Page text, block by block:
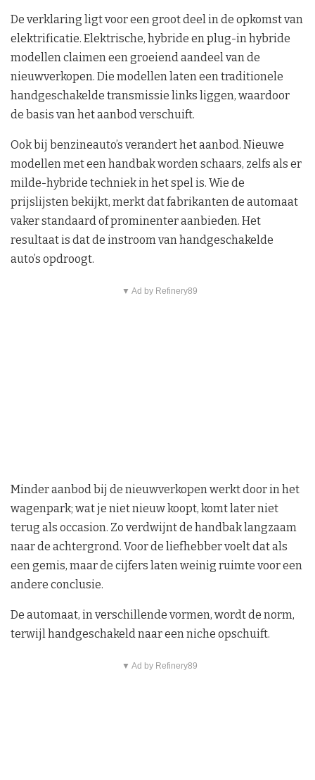
De verklaring ligt voor een groot deel in de opkomst van
elektrificatie. Elektrische, hybride en plug-in hybride
modellen claimen een groeiend aandeel van de
nieuwverkopen. Die modellen laten een traditionele
handgeschakelde transmissie links liggen, waardoor
de basis van het aanbod verschuift.
Ook bij benzineauto’s verandert het aanbod. Nieuwe
modellen met een handbak worden schaars, zelfs als er
milde-hybride techniek in het spel is. Wie de
prijslijsten bekijkt, merkt dat fabrikanten de automaat
vaker standaard of prominenter aanbieden. Het
resultaat is dat de instroom van handgeschakelde
auto’s opdroogt.
▼ Ad by Refinery89
Minder aanbod bij de nieuwverkopen werkt door in het
wagenpark; wat je niet nieuw koopt, komt later niet
terug als occasion. Zo verdwijnt de handbak langzaam
naar de achtergrond. Voor de liefhebber voelt dat als
een gemis, maar de cijfers laten weinig ruimte voor een
andere conclusie.
De automaat, in verschillende vormen, wordt de norm,
terwijl handgeschakeld naar een niche opschuift.
▼ Ad by Refinery89